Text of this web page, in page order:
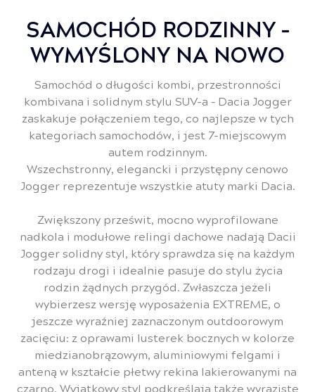
SAMOCHÓD RODZINNY –
WYMYŚLONY NA NOWO
Samochód o długości kombi, przestronności
kombivana i solidnym stylu SUV-a – Dacia Jogger
zaskakuje połączeniem tego, co najlepsze w tych
kategoriach samochodów, i jest 7-miejscowym
autem rodzinnym.
Wszechstronny, elegancki i przystępny cenowo
Jogger reprezentuje wszystkie atuty marki Dacia.
Zwiększony prześwit, mocno wyprofilowane
nadkola i modułowe relingi dachowe nadają Dacii
Jogger solidny styl, który sprawdza się na każdym
rodzaju drogi i idealnie pasuje do stylu życia
rodzin żądnych przygód. Zwłaszcza jeżeli
wybierzesz wersję wyposażenia EXTREME, o
jeszcze wyraźniej zaznaczonym outdoorowym
zacięciu: z oprawami lusterek bocznych w kolorze
miedzianobrązowym, aluminiowymi felgami i
anteną w kształcie płetwy rekina lakierowanymi na
czarno. Wyjątkowy styl podkreślają także wyraziste